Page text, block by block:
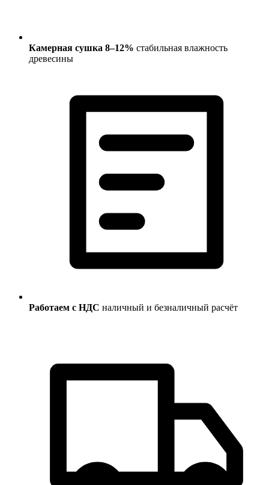
Камерная сушка 8–12% стабильная влажность
древесины
Работаем с НДС наличный и безналичный расчёт